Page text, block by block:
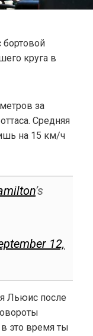
круга в
за
Средняя
на 15 км/ч
’s
12,
Льюис после
в это время ты